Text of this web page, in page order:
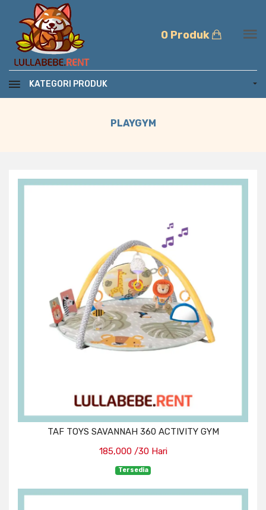
0 Produk
KATEGORI PRODUK
PLAYGYM
TAF TOYS SAVANNAH 360 ACTIVITY GYM
185,000 /30 Hari
Tersedia